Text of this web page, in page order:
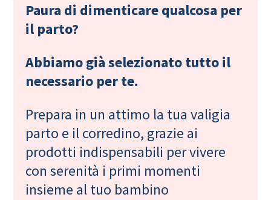
Paura di dimenticare qualcosa per
il parto?
Abbiamo già selezionato tutto il
necessario per te.
Prepara in un attimo la tua valigia
parto e il corredino, grazie ai
prodotti indispensabili per vivere
con serenità i primi momenti
insieme al tuo bambino